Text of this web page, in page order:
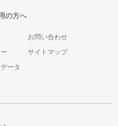
の方へ
お問い合わせ
サイトマップ
ータ